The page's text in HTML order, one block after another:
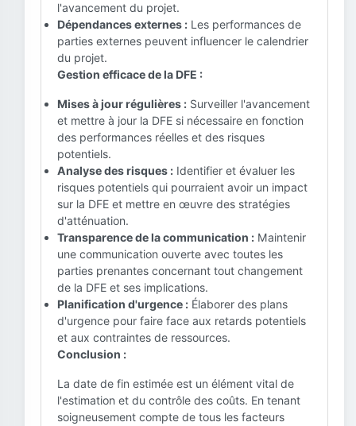
l'avancement du projet.
Dépendances externes : Les performances de
parties externes peuvent influencer le calendrier
du projet.
Gestion efficace de la DFE :
Mises à jour régulières : Surveiller l'avancement
et mettre à jour la DFE si nécessaire en fonction
des performances réelles et des risques
potentiels.
Analyse des risques : Identifier et évaluer les
risques potentiels qui pourraient avoir un impact
sur la DFE et mettre en œuvre des stratégies
d'atténuation.
Transparence de la communication : Maintenir
une communication ouverte avec toutes les
parties prenantes concernant tout changement
de la DFE et ses implications.
Planification d'urgence : Élaborer des plans
d'urgence pour faire face aux retards potentiels
et aux contraintes de ressources.
Conclusion :
La date de fin estimée est un élément vital de
l'estimation et du contrôle des coûts. En tenant
soigneusement compte de tous les facteurs